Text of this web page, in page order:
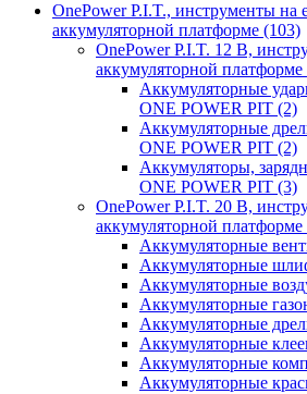
OnePower P.I.T., инструменты на
аккумуляторной платформе (103)
OnePower P.I.T. 12 В,
аккумуляторной платформе
Аккумуляторные
ONE POWER PIT (2)
Аккумуляторные
ONE POWER PIT (2)
Аккумуляторы,
ONE POWER PIT (3)
OnePower P.I.T. 20 В,
аккумуляторной платформе
Аккумуляторные
Аккумуляторные
Аккумуляторные
Аккумуляторные
Аккумуляторные
Аккумуляторные
Аккумуляторные
Аккумуляторные